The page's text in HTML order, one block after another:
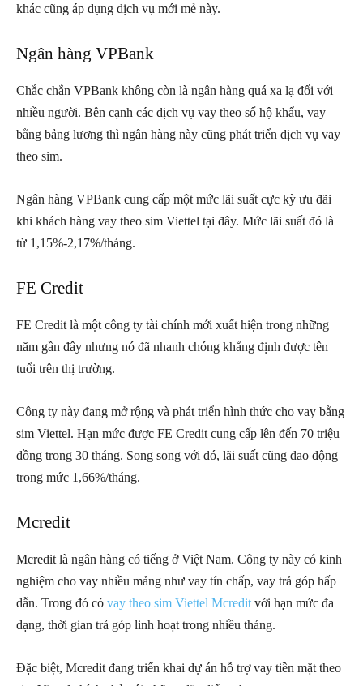
khác cũng áp dụng dịch vụ mới mẻ này.
Ngân hàng VPBank
Chắc chắn VPBank không còn là ngân hàng quá xa lạ đối với
nhiều người. Bên cạnh các dịch vụ vay theo sổ hộ khẩu, vay
bằng bảng lương thì ngân hàng này cũng phát triển dịch vụ vay
theo sim.
Ngân hàng VPBank cung cấp một mức lãi suất cực kỳ ưu đãi
khi khách hàng vay theo sim Viettel tại đây. Mức lãi suất đó là
từ 1,15%-2,17%/tháng.
FE Credit
FE Credit là một công ty tài chính mới xuất hiện trong những
năm gần đây nhưng nó đã nhanh chóng khẳng định được tên
tuổi trên thị trường.
Công ty này đang mở rộng và phát triển hình thức cho vay bằng
sim Viettel. Hạn mức được FE Credit cung cấp lên đến 70 triệu
đồng trong 30 tháng. Song song với đó, lãi suất cũng dao động
trong mức 1,66%/tháng.
Mcredit
Mcredit là ngân hàng có tiếng ở Việt Nam. Công ty này có kinh
nghiệm cho vay nhiều mảng như vay tín chấp, vay trả góp hấp
dẫn. Trong đó có vay theo sim Viettel Mcredit với hạn mức đa
dạng, thời gian trả góp linh hoạt trong nhiều tháng.
Đặc biệt, Mcredit đang triển khai dự án hỗ trợ vay tiền mặt theo